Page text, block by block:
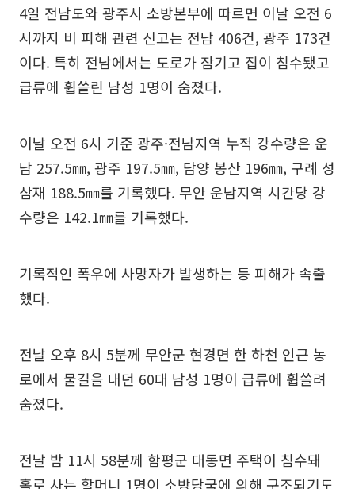
4일 전남도와 광주시 소방본부에 따르면 이날 오전 6
시까지 비 피해 관련 신고는 전남 406건, 광주 173건
이다. 특히 전남에서는 도로가 잠기고 집이 침수됐고
급류에 휩쓸린 남성 1명이 숨졌다.
이날 오전 6시 기준 광주·전남지역 누적 강수량은 운
남 257.5㎜, 광주 197.5㎜, 담양 봉산 196㎜, 구례 성
삼재 188.5㎜를 기록했다. 무안 운남지역 시간당 강
수량은 142.1㎜를 기록했다.
기록적인 폭우에 사망자가 발생하는 등 피해가 속출
했다.
전날 오후 8시 5분께 무안군 현경면 한 하천 인근 농
로에서 물길을 내던 60대 남성 1명이 급류에 휩쓸려
숨졌다.
전날 밤 11시 58분께 함평군 대동면 주택이 침수돼
홀로 사는 할머니 1명이 소방당국에 의해 구조되기도